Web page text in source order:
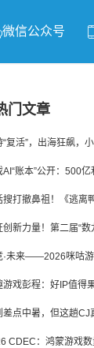
微信公众号
门文章
创新力量！第二届“
差点中暑，但这趟CJ